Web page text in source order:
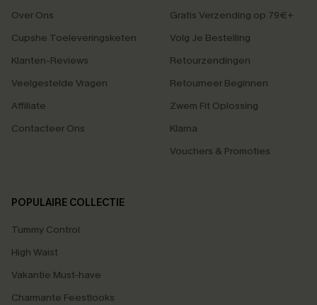
Over Ons
Cupshe Toeleveringsketen
Klanten-Reviews
Veelgestelde Vragen
Affiliate
Contacteer Ons
Gratis Verzending op 79€+
Volg Je Bestelling
Retourzendingen
Retourneer Beginnen
Zwem Fit Oplossing
Klarna
Vouchers & Promoties
POPULAIRE COLLECTIE
Tummy Control
High Waist
Vakantie Must-have
Charmante Feestlooks